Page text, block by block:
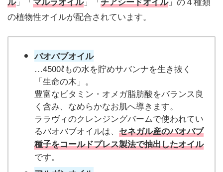
の植物性オイルが配合されています。
バオバブオイル
…4500ℓもの水を貯めサバンナを生き抜く
「生命の木」。
豊富なビタミン・オメガ脂肪酸をバランス良
く含み、なめらかなお肌へ導きます。
ララヴィのクレンジングバームで使われてい
るバオバブオイルは、 セネガル産のバオバブ
種子をコールドプレス製法で抽出したオイル
です。